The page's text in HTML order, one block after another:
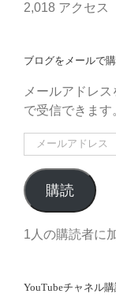
2,018 アクセス
ブログをメールで
メールアドレ
で受信できます
ー
ル
ア
レ
購読
1人の購読者に
YouTubeチャネル